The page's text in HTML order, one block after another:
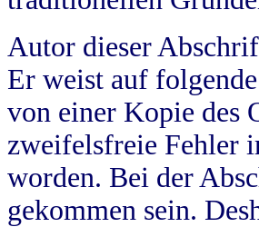
Autor dieser
Er weist auf
von einer Kopie des
zweifelsfreie Fehler
worden. Bei der
gekommen sein.